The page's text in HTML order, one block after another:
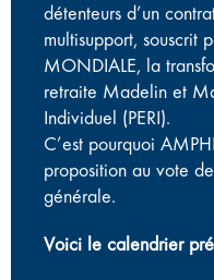
détenteurs d’un
multisupport, souscrit
MONDIALE, la
retraite Madelin et
Individuel (PERI).
C’est pourquoi
proposition au vote
générale.
Voici le calendrier